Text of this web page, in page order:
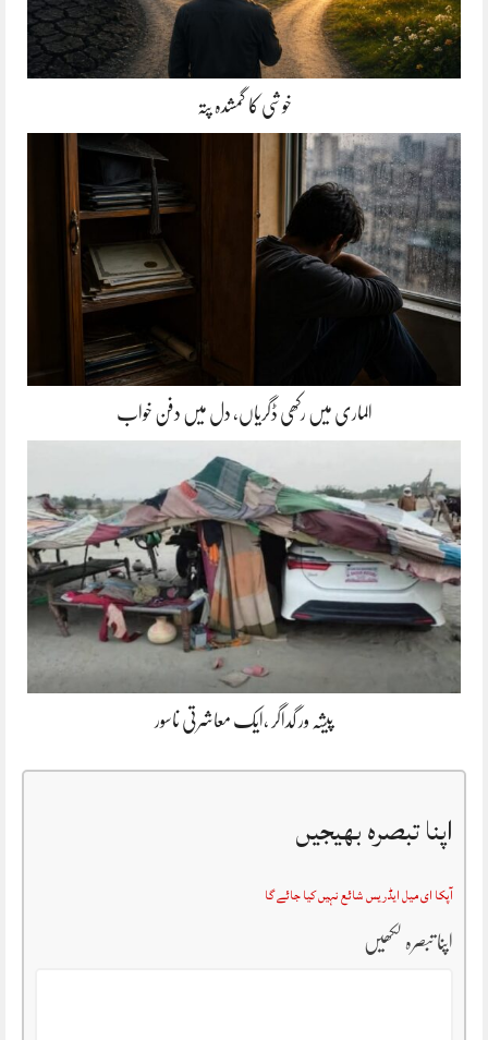
خوشی کا گمشدہ پتہ
الماری میں رکھی ڈگریاں، دل میں دفن خواب
پیشہ ور گداگر ،ایک معاشرتی ناسور
اپنا تبصرہ بھیجیں
آپکا ای میل ایڈریس شائع نہیں کیا جائے گا
اپنا تبصرہ لکھیں